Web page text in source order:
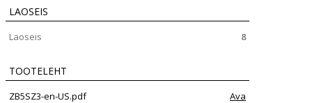
LAOSEIS
Laoseis 8
TOOTELEHT
ZB5SZ3-en-US.pdf Ava